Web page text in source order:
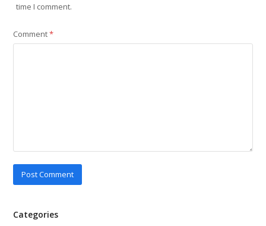
time I comment.
Comment*
Categories